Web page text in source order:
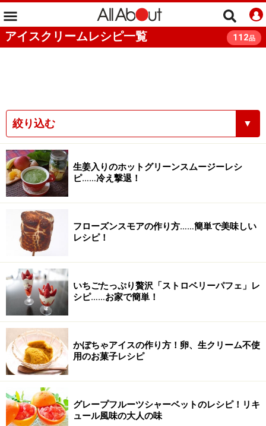
アイスクリームレシピ一覧 112品
絞り込む ▼
生姜入りのホットグリーンスムージーレシ
ピ……冷え撃退！
フローズンスモアの作り方……簡単で美味しい
レシピ！
いちごたっぷり贅沢「ストロベリーパフェ」レ
シピ……お家で簡単！
かぼちゃアイスの作り方！卵、生クリーム不使
用のお菓子レシピ
グレープフルーツシャーベットのレシピ！リキ
ュール風味の大人の味